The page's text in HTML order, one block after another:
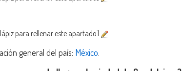
para rellenar este apartado]
general del país: México.